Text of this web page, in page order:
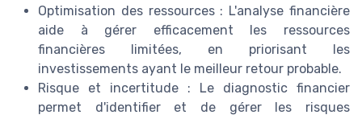
Optimisation des ressources : L'analyse financière
aide à gérer efficacement les ressources
financières limitées, en priorisant les
investissements ayant le meilleur retour probable.
Risque et incertitude : Le diagnostic financier
permet d'identifier et de gérer les risques